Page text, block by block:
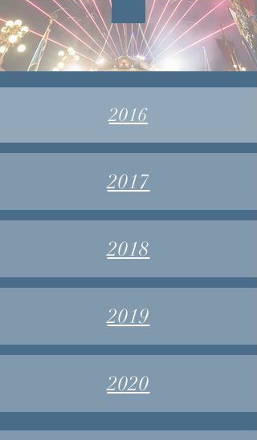
2016
2017
2018
2019
2020